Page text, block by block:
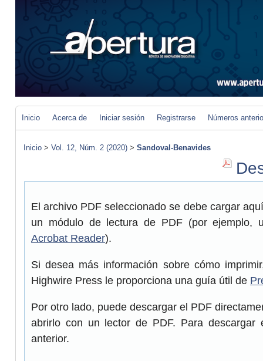
Inicio Acerca de Iniciar sesión Registrarse Números
Inicio > Vol. 12, Núm. 2 (2020) > Sandoval-Benavides
El archivo PDF seleccionado se debe cargar
un módulo de lectura de PDF (por ejemplo,
Acrobat Reader).
Si desea más información sobre cómo
Highwire Press le proporciona una guía útil de
Por otro lado, puede descargar el PDF
abrirlo con un lector de PDF. Para
anterior.